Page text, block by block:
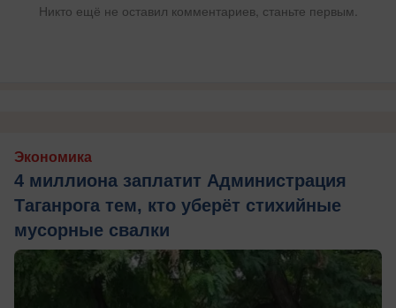
Никто ещё не оставил комментариев, станьте первым.
Экономика
4 миллиона заплатит Администрация
Таганрога тем, кто уберёт стихийные
мусорные свалки